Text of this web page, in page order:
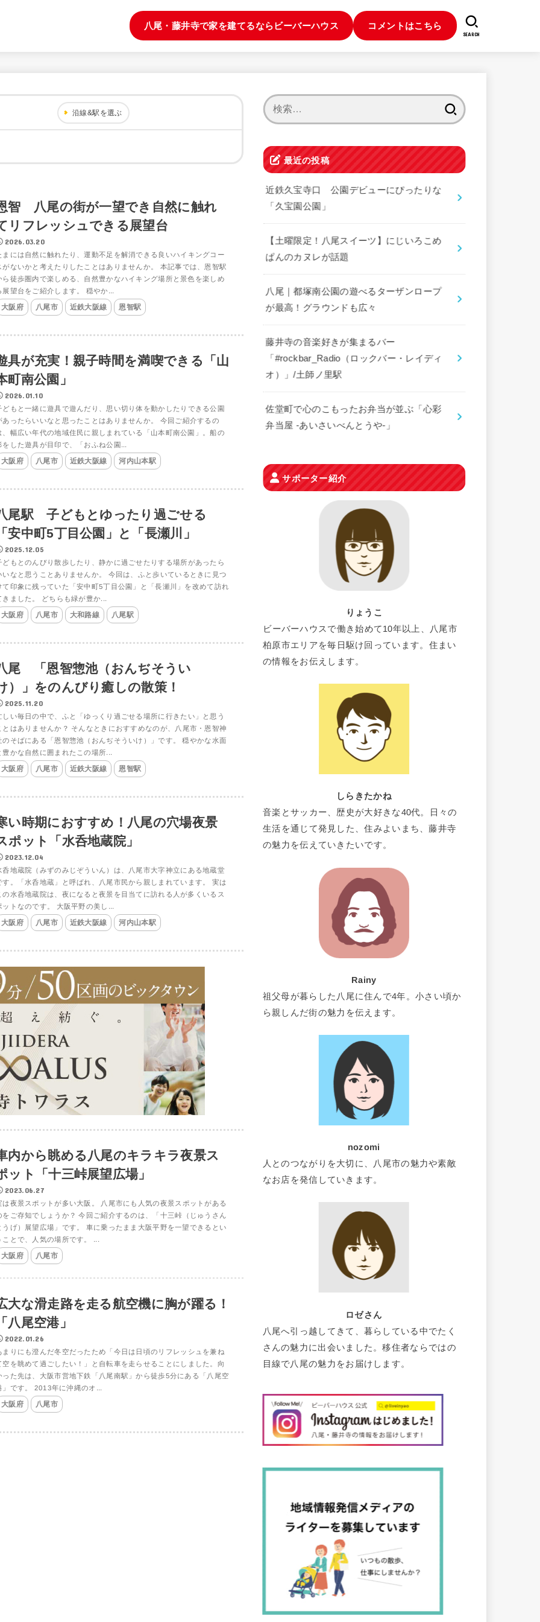
八尾・藤井寺で家を建てるならビーバーハウス コメントはこちら
SEARCH
沿線&駅を選ぶ
智 八尾の街が一望でき自然に触れ
リフレッシュできる展望台
2026.03.20
まには自然に触れたり、運動不足を解消できる良いハイキングコー
がないかと考えたりしたことはありませんか。 本記事では、恩智駅
ら徒歩圏内で楽しめる、自然豊かなハイキング場所と景色を楽しめ
展望台をご紹介します。 穏やか...
大阪府 八尾市 近鉄大阪線 恩智駅
具が充実！親子時間を満喫できる「山
町南公園」
2026.01.10
どもと一緒に遊具で遊んだり、思い切り体を動かしたりできる公園
あったらいいなと思ったことはありませんか。 今回ご紹介するの
、幅広い年代の地域住民に親しまれている「山本町南公園」。船の
をした遊具が目印で、「おふね公園...
大阪府 八尾市 近鉄大阪線 河内山本駅
尾駅 子どもとゆったり過ごせる
安中町5丁目公園」と「長瀬川」
2025.12.05
どもとのんびり散歩したり、静かに過ごせたりする場所があったら
いなと思うことありませんか。 今回は、ふと歩いているときに見つ
て印象に残っていた「安中町5丁目公園」と「長瀬川」を改めて訪れ
きました。 どちらも緑が豊か...
大阪府 八尾市 大和路線 八尾駅
尾 「恩智惣池（おんぢそうい
）」をのんびり癒しの散策！
2025.11.20
しい毎日の中で、ふと「ゆっくり過ごせる場所に行きたい」と思う
とはありませんか？ そんなときにおすすめなのが、八尾市・恩智神
のそばにある「恩智惣池（おんぢそういけ）」です。 穏やかな水面
豊かな自然に囲まれたこの場所...
大阪府 八尾市 近鉄大阪線 恩智駅
い時期におすすめ！八尾の穴場夜景
ポット「水呑地蔵院」
2023.12.04
呑地蔵院（みずのみじぞういん）は、八尾市大字神立にある地蔵堂
す。「水呑地蔵」と呼ばれ、八尾市民から親しまれています。 実は
の水呑地蔵院は、夜になると夜景を目当てに訪れる人が多くいるス
ットなのです。 大阪平野の美し...
大阪府 八尾市 近鉄大阪線 河内山本駅
内から眺める八尾のキラキラ夜景ス
ット「十三峠展望広場」
2023.06.27
は夜景スポットが多い大阪。 八尾市にも人気の夜景スポットがある
をご存知でしょうか？ 今回ご紹介するのは、「十三峠（じゅうさん
うげ）展望広場」です。 車に乗ったまま大阪平野を一望できるとい
ことで、人気の場所です。 ...
大阪府 八尾市
大な滑走路を走る航空機に胸が躍る！
八尾空港」
2022.01.26
まりにも澄んだ冬空だったため「今日は日頃のリフレッシュを兼ね
空を眺めて過ごしたい！」と自転車を走らせることにしました。向
った先は、大阪市営地下鉄「八尾南駅」から徒歩5分にある「八尾空
」です。 2013年に沖縄のオ...
大阪府 八尾市
最近の投稿
近鉄久宝寺口 公園デビューにぴったりな
「久宝園公園」
【土曜限定！八尾スイーツ】にじいろこめ
ぱんのカヌレが話題
八尾｜都塚南公園の遊べるターザンロープ
が最高！グラウンドも広々
藤井寺の音楽好きが集まるバー
「#rockbar_Radio（ロックバー・レイディ
オ）」/土師ノ里駅
佐堂町で心のこもったお弁当が並ぶ「心彩
弁当屋 -あいさいべんとうや-」
サポーター紹介
りょうこ
ビーバーハウスで働き始めて10年以上、八尾市
柏原市エリアを毎日駆け回っています。住まい
の情報をお伝えします。
しらきたかね
音楽とサッカー、歴史が大好きな40代。日々の
生活を通じて発見した、住みよいまち、藤井寺
の魅力を伝えていきたいです。
Rainy
祖父母が暮らした八尾に住んで4年。小さい頃か
ら親しんだ街の魅力を伝えます。
nozomi
人とのつながりを大切に、八尾市の魅力や素敵
なお店を発信していきます。
ロゼさん
八尾へ引っ越してきて、暮らしている中でたく
さんの魅力に出会いました。移住者ならではの
目線で八尾の魅力をお届けします。